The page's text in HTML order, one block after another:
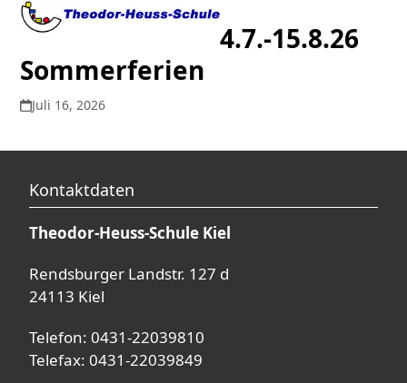
SkipOpen
menu
Close
menu
4.7.-15.8.26
Sommerferien
Juli 16, 2026
Kontaktdaten
Theodor-Heuss-Schule Kiel
Rendsburger Landstr. 127 d
24113 Kiel
Telefon: 0431-22039810
Telefax: 0431-22039849